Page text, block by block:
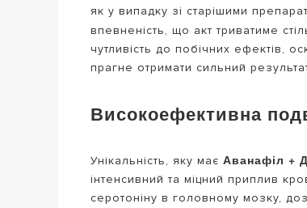
як у випадку зі старішими
впевненість, що акт триватиме
чутливість до побічних ефектів,
прагне отримати сильний
Високоефективна
Унікальність, яку має Аванафіл +
інтенсивний та міцний приплив
серотоніну в головному мозку,